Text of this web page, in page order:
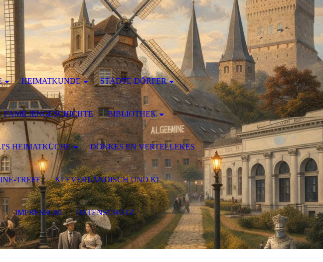
HEIMATKUNDE STÄDTE-DÖRFER
FAMILIENGESCHICHTE BIBLIOTHEK
HEIMATKÜCHE DÖNKES EN VERTELLEKES
TREFF KLEVERLÄNDISCH UND KI
IMPRESSUM DATENSCHUTZ